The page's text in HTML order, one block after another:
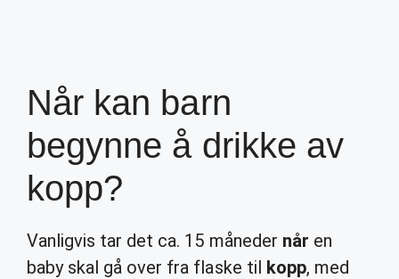
Når kan barn
begynne å drikke av
kopp?
Vanligvis tar det ca. 15 måneder når en
baby skal gå over fra flaske til kopp, med